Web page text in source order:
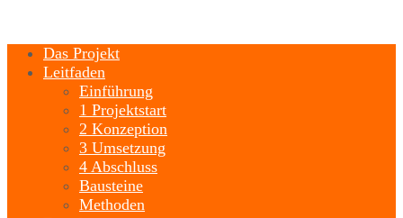
Das Projekt
Leitfaden
Einführung
1 Projektstart
2 Konzeption
3 Umsetzung
4 Abschluss
Bausteine
Methoden